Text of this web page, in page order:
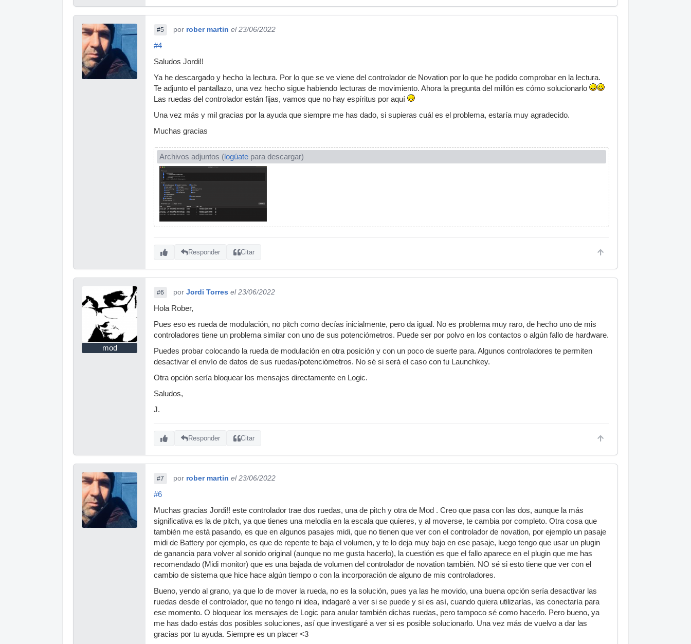
#5 por rober martin el 23/06/2022
#4
Saludos Jordi!!
Ya he descargado y hecho la lectura. Por lo que se ve viene del controlador de Novation por lo que he podido comprobar en la lectura.
Te adjunto el pantallazo, una vez hecho sigue habiendo lecturas de movimiento. Ahora la pregunta del millón es cómo solucionarlo
Las ruedas del controlador están fijas, vamos que no hay espíritus por aquí
Una vez más y mil gracias por la ayuda que siempre me has dado, si supieras cuál es el problema, estaría muy agradecido.
Muchas gracias
Archivos adjuntos (logúate para descargar)
Responder Citar
mod
#6 por Jordi Torres el 23/06/2022
Hola Rober,
Pues eso es rueda de modulación, no pitch como decías inicialmente, pero da igual. No es problema muy raro, de hecho uno de mis
controladores tiene un problema similar con uno de sus potenciómetros. Puede ser por polvo en los contactos o algún fallo de hardware.
Puedes probar colocando la rueda de modulación en otra posición y con un poco de suerte para. Algunos controladores te permiten
desactivar el envío de datos de sus ruedas/potenciómetros. No sé si será el caso con tu Launchkey.
Otra opción sería bloquear los mensajes directamente en Logic.
Saludos,
J.
Responder Citar
#7 por rober martin el 23/06/2022
#6
Muchas gracias Jordi!! este controlador trae dos ruedas, una de pitch y otra de Mod . Creo que pasa con las dos, aunque la más
significativa es la de pitch, ya que tienes una melodía en la escala que quieres, y al moverse, te cambia por completo. Otra cosa que
también me está pasando, es que en algunos pasajes midi, que no tienen que ver con el controlador de novation, por ejemplo un pasaje
midi de Battery por ejemplo, es que de repente te baja el volumen, y te lo deja muy bajo en ese pasaje, luego tengo que usar un plugin
de ganancia para volver al sonido original (aunque no me gusta hacerlo), la cuestión es que el fallo aparece en el plugin que me has
recomendado (Midi monitor) que es una bajada de volumen del controlador de novation también. NO sé si esto tiene que ver con el
cambio de sistema que hice hace algún tiempo o con la incorporación de alguno de mis controladores.
Bueno, yendo al grano, ya que lo de mover la rueda, no es la solución, pues ya las he movido, una buena opción sería desactivar las
ruedas desde el controlador, que no tengo ni idea, indagaré a ver si se puede y si es así, cuando quiera utilizarlas, las conectaría para
ese momento. O bloquear los mensajes de Logic para anular también dichas ruedas, pero tampoco sé como hacerlo. Pero bueno, ya
me has dado estás dos posibles soluciones, así que investigaré a ver si es posible solucionarlo. Una vez más de vuelvo a dar las
gracias por tu ayuda. Siempre es un placer <3